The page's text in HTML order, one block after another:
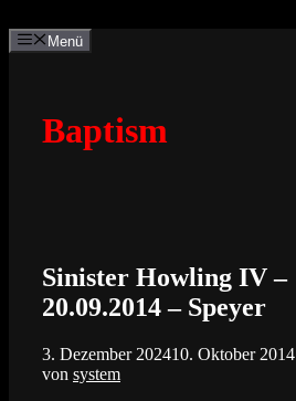
Inhalt
springen
Menü
Baptism
Sinister Howling IV –
20.09.2014 – Speyer
3. Dezember 202410. Oktober 2014
von system